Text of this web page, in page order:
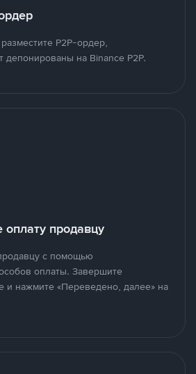
P2P-ордер,
депонированы на Binance P2P.
оплату продавцу
с помощью
оплаты. Завершите
и нажмите «Переведено, далее» на